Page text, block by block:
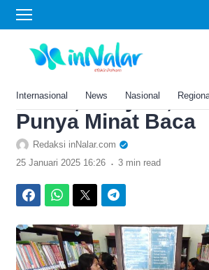
Internasional News Nasional
Home›
Peringkat Literasi
Urutan Ke-2
Dunia, Hanya
Punya Minat Baca
Redaksi inNalar.com
25 Januari 2025 16:26 . 3 min read